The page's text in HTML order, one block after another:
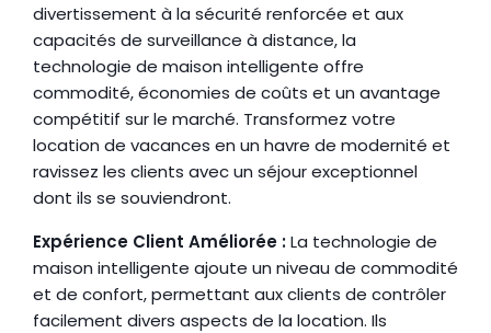
divertissement à la sécurité renforcée et aux
capacités de surveillance à distance, la
technologie de maison intelligente offre
commodité, économies de coûts et un avantage
compétitif sur le marché. Transformez votre
location de vacances en un havre de modernité et
ravissez les clients avec un séjour exceptionnel
dont ils se souviendront.
Expérience Client Améliorée : La technologie de
maison intelligente ajoute un niveau de commodité
et de confort, permettant aux clients de contrôler
facilement divers aspects de la location. Ils